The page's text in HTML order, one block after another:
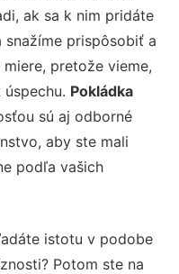
ak sa k nim pridáte
snažíme prispôsobiť a
pretože vieme,
Pokládka
sú aj odborné
aby ste mali
podľa vašich
istotu v podobe
Potom ste na